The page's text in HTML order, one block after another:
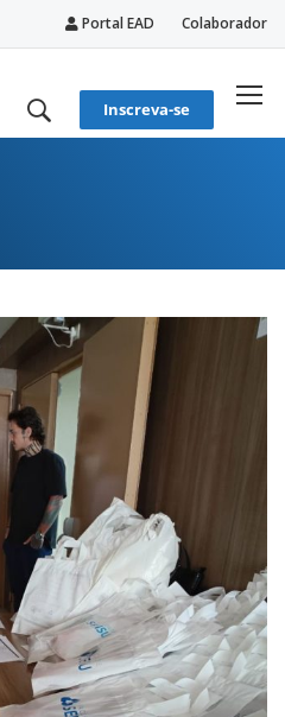
Portal EAD Colaborador
Inscreva-se